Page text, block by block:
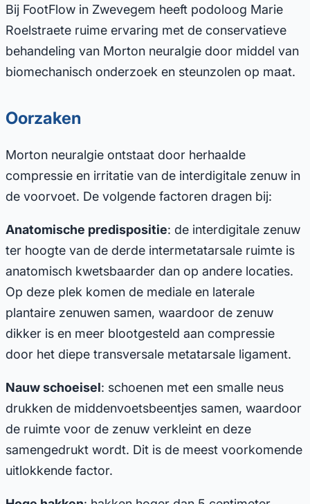
Bij FootFlow in Zwevegem heeft podoloog Marie
Roelstraete ruime ervaring met de conservatieve
behandeling van Morton neuralgie door middel van
biomechanisch onderzoek en steunzolen op maat.
Oorzaken
Morton neuralgie ontstaat door herhaalde
compressie en irritatie van de interdigitale zenuw in
de voorvoet. De volgende factoren dragen bij:
Anatomische predispositie: de interdigitale zenuw
ter hoogte van de derde intermetatarsale ruimte is
anatomisch kwetsbaarder dan op andere locaties.
Op deze plek komen de mediale en laterale
plantaire zenuwen samen, waardoor de zenuw
dikker is en meer blootgesteld aan compressie
door het diepe transversale metatarsale ligament.
Nauw schoeisel: schoenen met een smalle neus
drukken de middenvoetsbeentjes samen, waardoor
de ruimte voor de zenuw verkleint en deze
samengedrukt wordt. Dit is de meest voorkomende
uitlokkende factor.